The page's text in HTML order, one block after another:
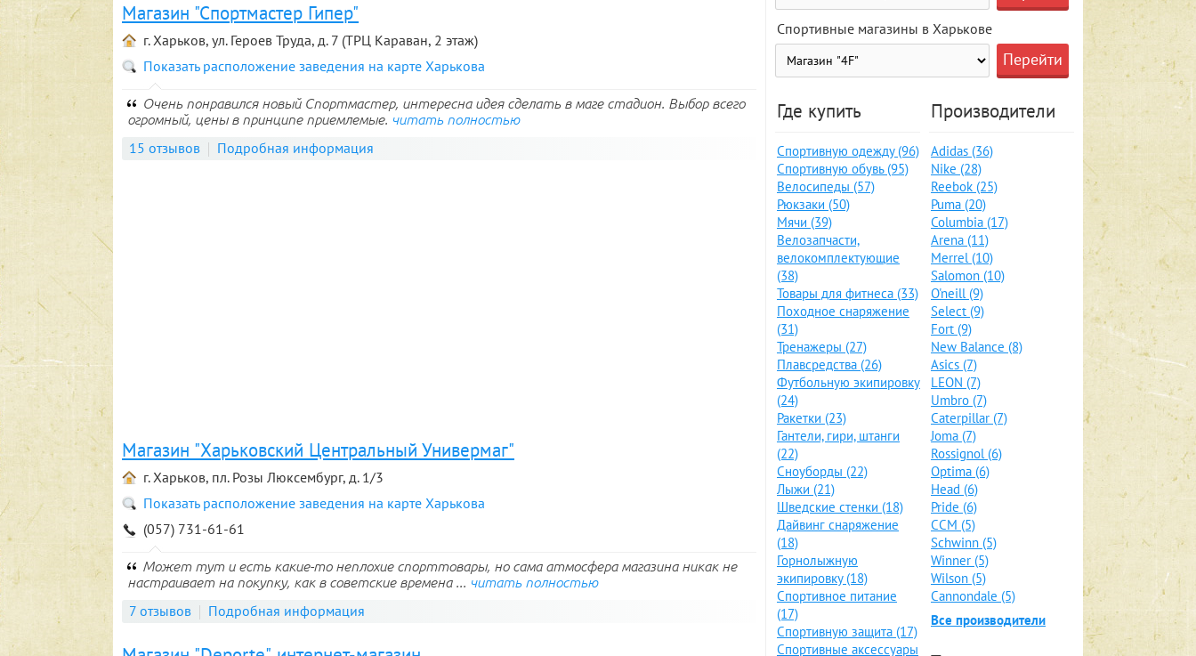
Магазин "Спортмастер Гипер"
г. Харьков, ул. Героев Труда, д. 7 (ТРЦ Караван, 2 этаж)
Показать расположение заведения на карте Харькова
Очень понравился новый Спортмастер, интересна идея сделать в маге стадион. Выбор всего
огромный, цены в принципе приемлемые. читать полностью
15 отзывов Подробная информация
Магазин "Харьковский Центральный Универмаг"
г. Харьков, пл. Розы Люксембург, д. 1/3
Показать расположение заведения на карте Харькова
(057) 731-61-61
Может тут и есть какие-то неплохие спорттовары, но сама атмосфера магазина никак не
настраивает на покупку, как в советские времена ... читать полностью
7 отзывов Подробная информация
Спортивные магазины в Харькове
Где купить
Спортивную одежду (96)
Спортивную обувь (95)
Велосипеды (57)
Рюкзаки (50)
Мячи (39)
Велозапчасти,
велокомплектующие
(38)
Товары для фитнеса (33)
Походное снаряжение
(31)
Тренажеры (27)
Плавсредства (26)
Футбольную экипировку
(24)
Ракетки (23)
Гантели, гири, штанги
(22)
Сноуборды (22)
Лыжи (21)
Шведские стенки (18)
Дайвинг снаряжение
(18)
Горнолыжную
экипировку (18)
Спортивное питание
(17)
Спортивную защита (17)
Спортивные аксессуары
Производители
Adidas (36)
Nike (28)
Reebok (25)
Puma (20)
Columbia (17)
Arena (11)
Merrel (10)
Salomon (10)
O'neill (9)
Select (9)
Fort (9)
New Balance (8)
Asics (7)
LEON (7)
Umbro (7)
Caterpillar (7)
Joma (7)
Rossignol (6)
Optima (6)
Head (6)
Pride (6)
CCM (5)
Schwinn (5)
Winner (5)
Wilson (5)
Cannondale (5)
Все производители